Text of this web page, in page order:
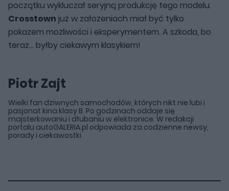
początku wykluczał seryjną produkcję tego modelu.
Crosstown już w założeniach miał być tylko
pokazem możliwości i eksperymentem. A szkoda, bo
teraz... byłby ciekawym klasykiem!
Piotr Zajt
Wielki fan dziwnych samochodów, których nikt nie lubi i
pasjonat kina klasy B. Po godzinach oddaje się
majsterkowaniu i dłubaniu w elektronice. W redakcji
portalu autoGALERIA.pl odpowiada za codzienne newsy,
porady i ciekawostki